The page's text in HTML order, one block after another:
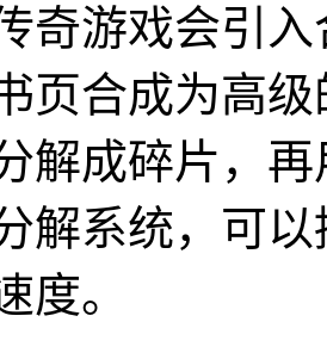
奇游戏会引
页合成为高
解成碎片，
解系统，可
度。